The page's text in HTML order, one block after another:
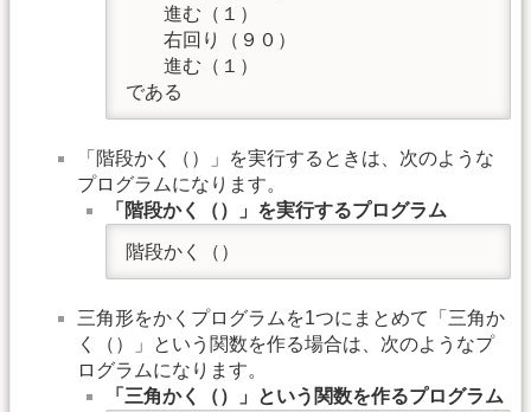
進む（１）
右回り（９０）
進む（１）
である
「階段かく（）」を実行するときは、次のような
プログラムになります。
「階段かく（）」を実行するプログラム
階段かく（）
三角形をかくプログラムを1つにまとめて「三角か
く（）」という関数を作る場合は、次のようなプ
ログラムになります。
「三角かく（）」という関数を作るプログラム